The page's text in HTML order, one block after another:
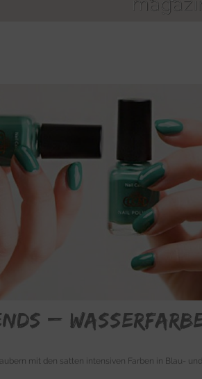
–
mit den satten intensiven Farben in Blau-